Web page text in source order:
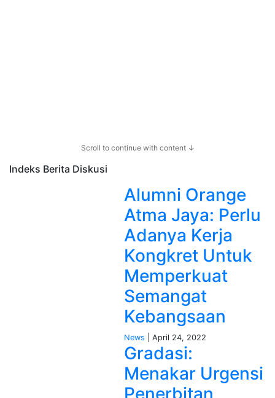
Scroll to continue with content ↓
Indeks Berita Diskusi
Alumni Orange
Atma Jaya: Perlu
Adanya Kerja
Kongkret Untuk
Memperkuat
Semangat
Kebangsaan
News | April 24, 2022
Gradasi:
Menakar Urgensi